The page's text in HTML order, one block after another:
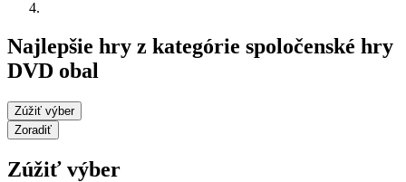
Najlepšie hry z kategórie spoločenské hry
DVD obal
Zúžiť výber
Zoradiť
Zúžiť výber